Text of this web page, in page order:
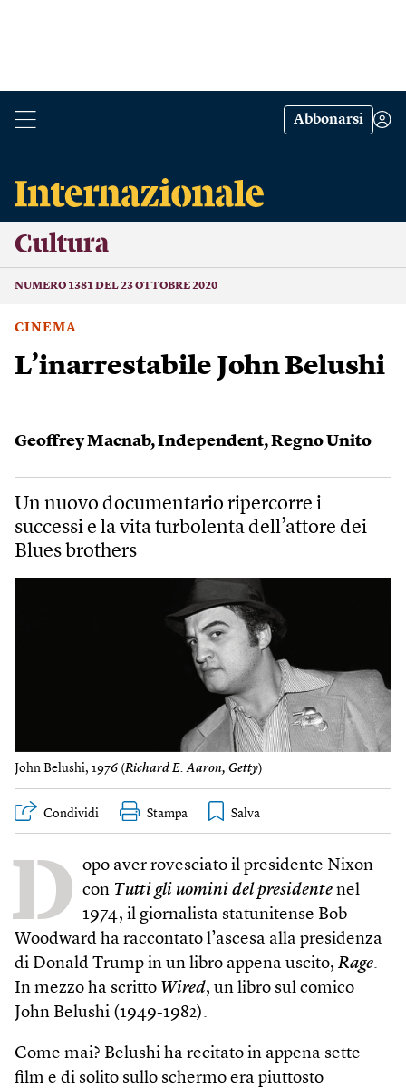
Abbonarsi
Cultura
NUMERO 1381 DEL 23 OTTOBRE 2020
CINEMA
L’inarrestabile John Belushi
Geoffrey Macnab,Independent,Regno Unito
Un nuovo documentario ripercorre i
successi e la vita turbolenta dell’attore dei
Blues brothers
John Belushi, 1976 (Richard E. Aaron, Getty)
Condividi Stampa
D opo aver rovesciato il presidente Nixon
con Tutti gli uomini del presidente nel
1974, il giornalista statunitense Bob
Wood­ward ha raccontato l’ascesa alla presidenza
di Donald Trump in un libro appena uscito, Rage.
In mezzo ha scritto Wired, un libro sul comico
John Belushi (1949-1982).
Come mai? Belushi ha recitato in appena sette
film e di solito sullo schermo era piuttosto